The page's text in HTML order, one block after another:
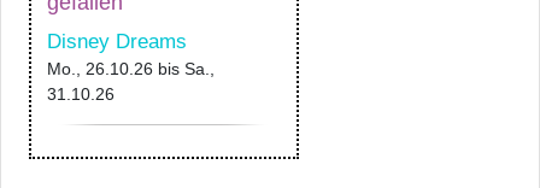
Disney Dreams
Mo., 26.10.26 bis Sa.,
31.10.26